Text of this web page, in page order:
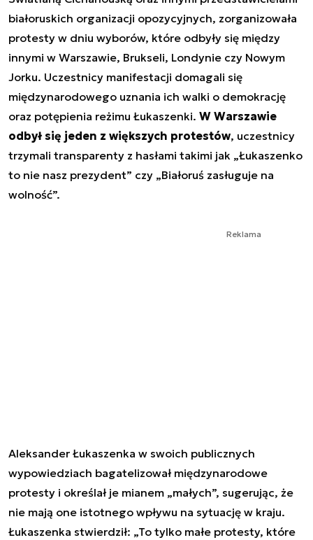
białoruskich organizacji opozycyjnych, zorganizowała
protesty w dniu wyborów, które odbyły się między
innymi w Warszawie, Brukseli, Londynie czy Nowym
Jorku. Uczestnicy manifestacji domagali się
międzynarodowego uznania ich walki o demokrację
oraz potępienia reżimu Łukaszenki. W Warszawie
odbył się jeden z większych protestów, uczestnicy
trzymali transparenty z hasłami takimi jak „Łukaszenko
to nie nasz prezydent” czy „Białoruś zasługuje na
wolność”.
Reklama
Aleksander Łukaszenka w swoich publicznych
wypowiedziach bagatelizował międzynarodowe
protesty i określał je mianem „małych”, sugerując, że
nie mają one istotnego wpływu na sytuację w kraju.
Łukaszenka stwierdził: „To tylko małe protesty, które